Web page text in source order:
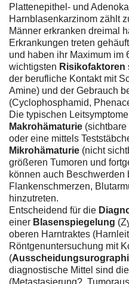
Plattenepithel- und
Harnblasenkarzinom zählt
Männer erkranken dreimal
Erkrankungen treten
und haben ihr Maximum im
wichtigsten Risikofaktoren
der berufliche Kontakt mit
Amine) und der Gebrauch
(Cyclophosphamid,
Die typischen
Makrohämaturie
oder eine mittels
Mikrohämaturie (nicht
größeren Tumoren und
können auch Beschwerden
Flankenschmerzen,
hinzutreten.
Entscheidend für die
einer Blasenspiegelung
oberen Harntraktes
Röntgenuntersuchung mit
(
diagnostische Mittel sind
(Metastasierung?,